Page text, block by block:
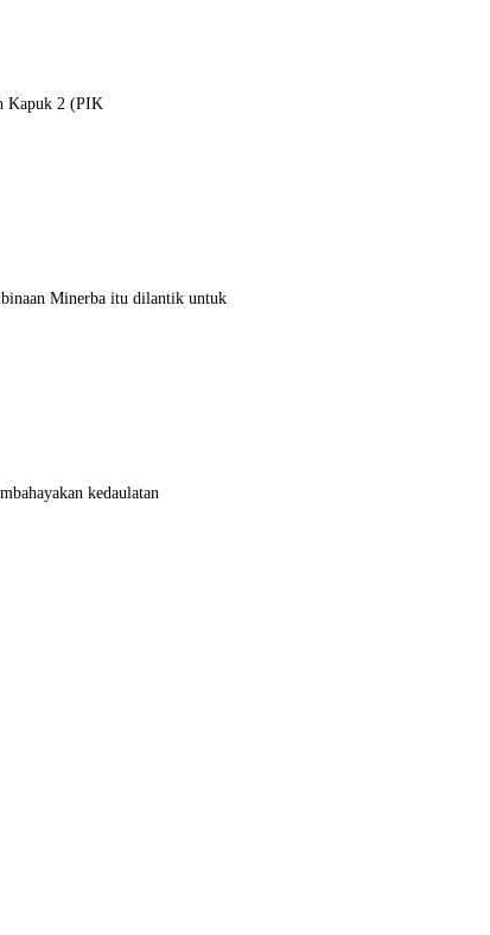
Kapuk 2 (PIK
Minerba itu dilantik untuk
kedaulatan